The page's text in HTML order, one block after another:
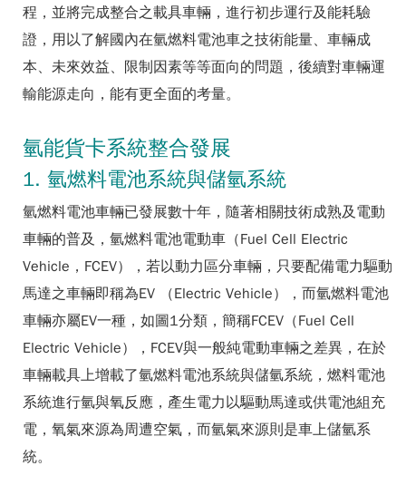
程，並將完成整合之載具車輛，進行初步運行及能耗驗
證，用以了解國內在氫燃料電池車之技術能量、車輛成
本、未來效益、限制因素等等面向的問題，後續對車輛運
輸能源走向，能有更全面的考量。
氫能貨卡系統整合發展
1. 氫燃料電池系統與儲氫系統
氫燃料電池車輛已發展數十年，隨著相關技術成熟及電動
車輛的普及，氫燃料電池電動車（Fuel Cell Electric
Vehicle，FCEV），若以動力區分車輛，只要配備電力驅動
馬達之車輛即稱為EV （Electric Vehicle），而氫燃料電池
車輛亦屬EV一種，如圖1分類，簡稱FCEV（Fuel Cell
Electric Vehicle），FCEV與一般純電動車輛之差異，在於
車輛載具上增載了氫燃料電池系統與儲氫系統，燃料電池
系統進行氫與氧反應，產生電力以驅動馬達或供電池組充
電，氧氣來源為周遭空氣，而氫氣來源則是車上儲氫系
統。